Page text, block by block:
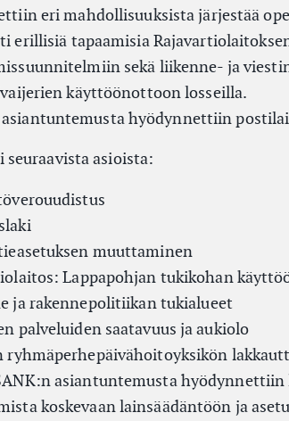
eri mahdollisuuksista järjestää
erillisiä tapaamisia
sekä liikenne- ja
käyttöönottoon losseilla.
asiantuntemusta hyödynnettiin
seuraavista asioista:
muuttaminen
Lappapohjan tukikohan
ja rakennepolitiikan tukialueet
palveluiden saatavuus ja aukiolo
ryhmäperhepäivähoitoyksikön
asiantuntemusta
koskevaan lainsäädäntöön ja